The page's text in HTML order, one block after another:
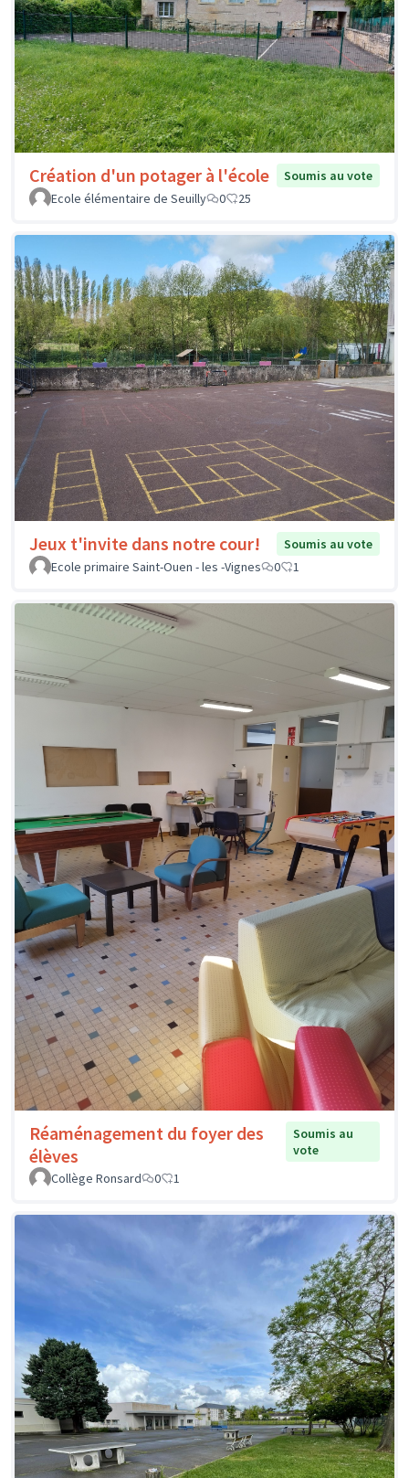
Création d'un potager à l'école
Soumis au vote
Ecole élémentaire de Seuilly
0 25
Jeux t'invite dans notre cour!
Soumis au vote
Ecole primaire Saint-Ouen - les -Vignes
0 1
Réaménagement du foyer des
élèves
Soumis au
vote
Collège Ronsard
0 1